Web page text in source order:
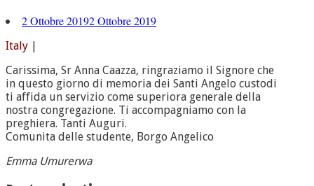
2 Ottobre 20192 Ottobre 2019
Italy |
Carissima, Sr Anna Caazza, ringraziamo il Signore che
in questo giorno di memoria dei Santi Angelo custodi
ti affida un servizio come superiora generale della
nostra congregazione. Ti accompagniamo con la
preghiera. Tanti Auguri.
Comunita delle studente, Borgo Angelico
Emma Umurerwa